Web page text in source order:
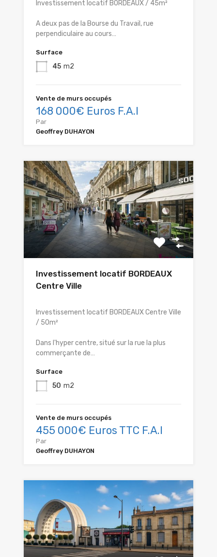
Investissement locatif BORDEAUX / 45m²
A deux pas de la Bourse du Travail, rue
perpendiculaire au cours…
Surface
45 m2
Vente de murs occupés
168 000€ Euros F.A.I
Par
Geoffrey DUHAYON
Investissement locatif BORDEAUX
Centre Ville
Investissement locatif BORDEAUX Centre Ville
/ 50m²
Dans l'hyper centre, situé sur la rue la plus
commerçante de…
Surface
50 m2
Vente de murs occupés
455 000€ Euros TTC F.A.I
Par
Geoffrey DUHAYON